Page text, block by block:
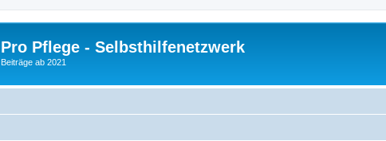
Pro Pflege - Selbsthilfenetzwerk
Beiträge ab 2021